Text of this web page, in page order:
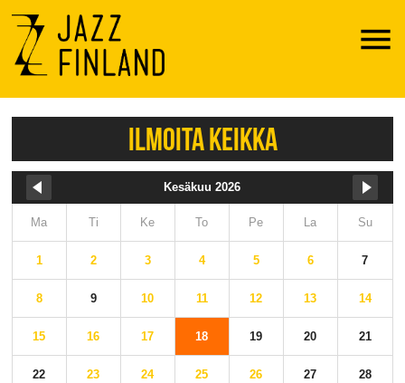
Menu
ILMOITA KEIKKA
Kesäkuu 2026
Ma Ti Ke To Pe La Su
1 2 3 4 5 6 7
8 9 10 11 12 13 14
15 16 17 18 19 20 21
22 23 24 25 26 27 28